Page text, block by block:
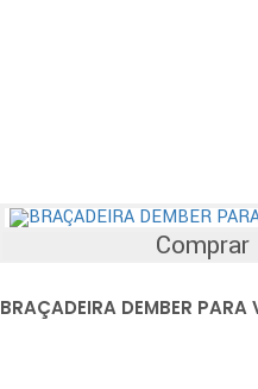
Comprar
BRAÇADEIRA DEMBER